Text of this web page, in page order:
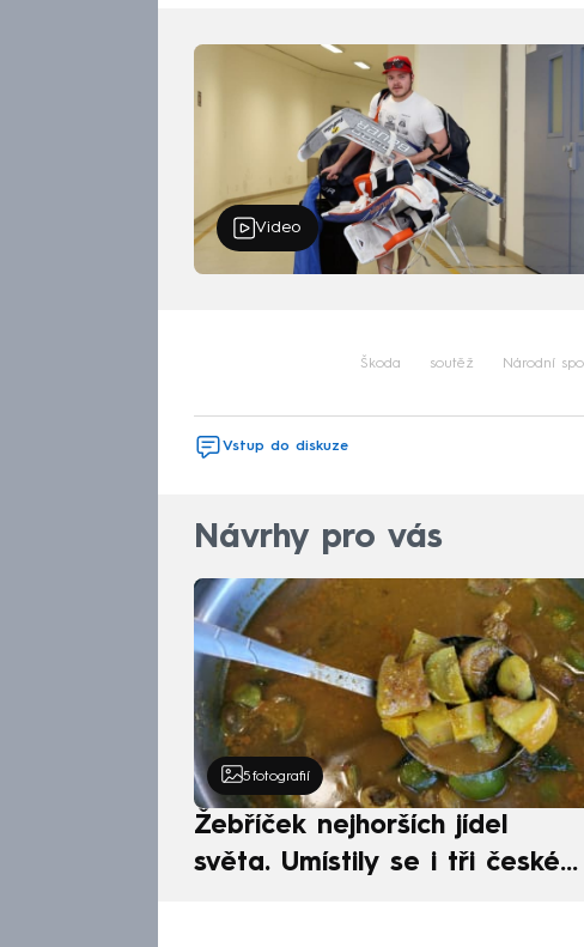
Video
Škoda soutěž Národní
Vstup do diskuze
Návrhy pro vás
5 fotografií
Žebříček nejhorších jídel
světa. Umístily se i tři české